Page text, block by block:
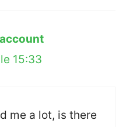
15:33
me a lot, is there